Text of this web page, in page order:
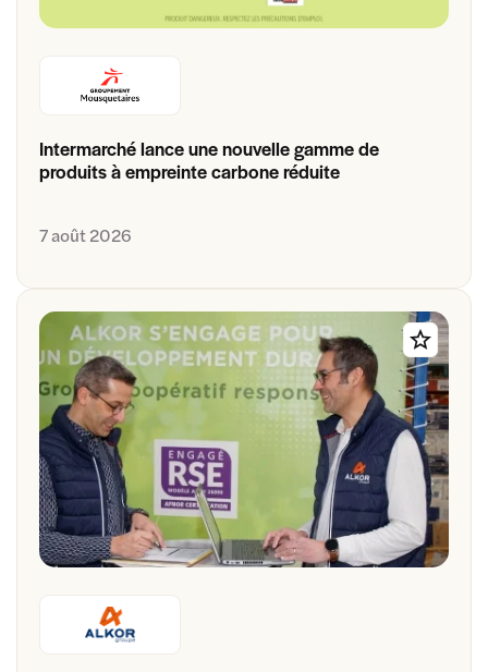
Intermarché lance une nouvelle gamme de
produits à empreinte carbone réduite
7 août 2026